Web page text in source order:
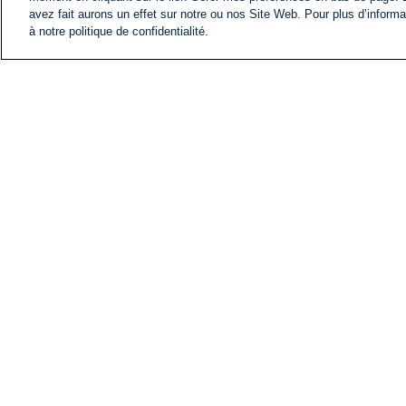
avez fait aurons un effet sur notre ou nos Site Web. Pour plus
à notre politique de confidentialité.